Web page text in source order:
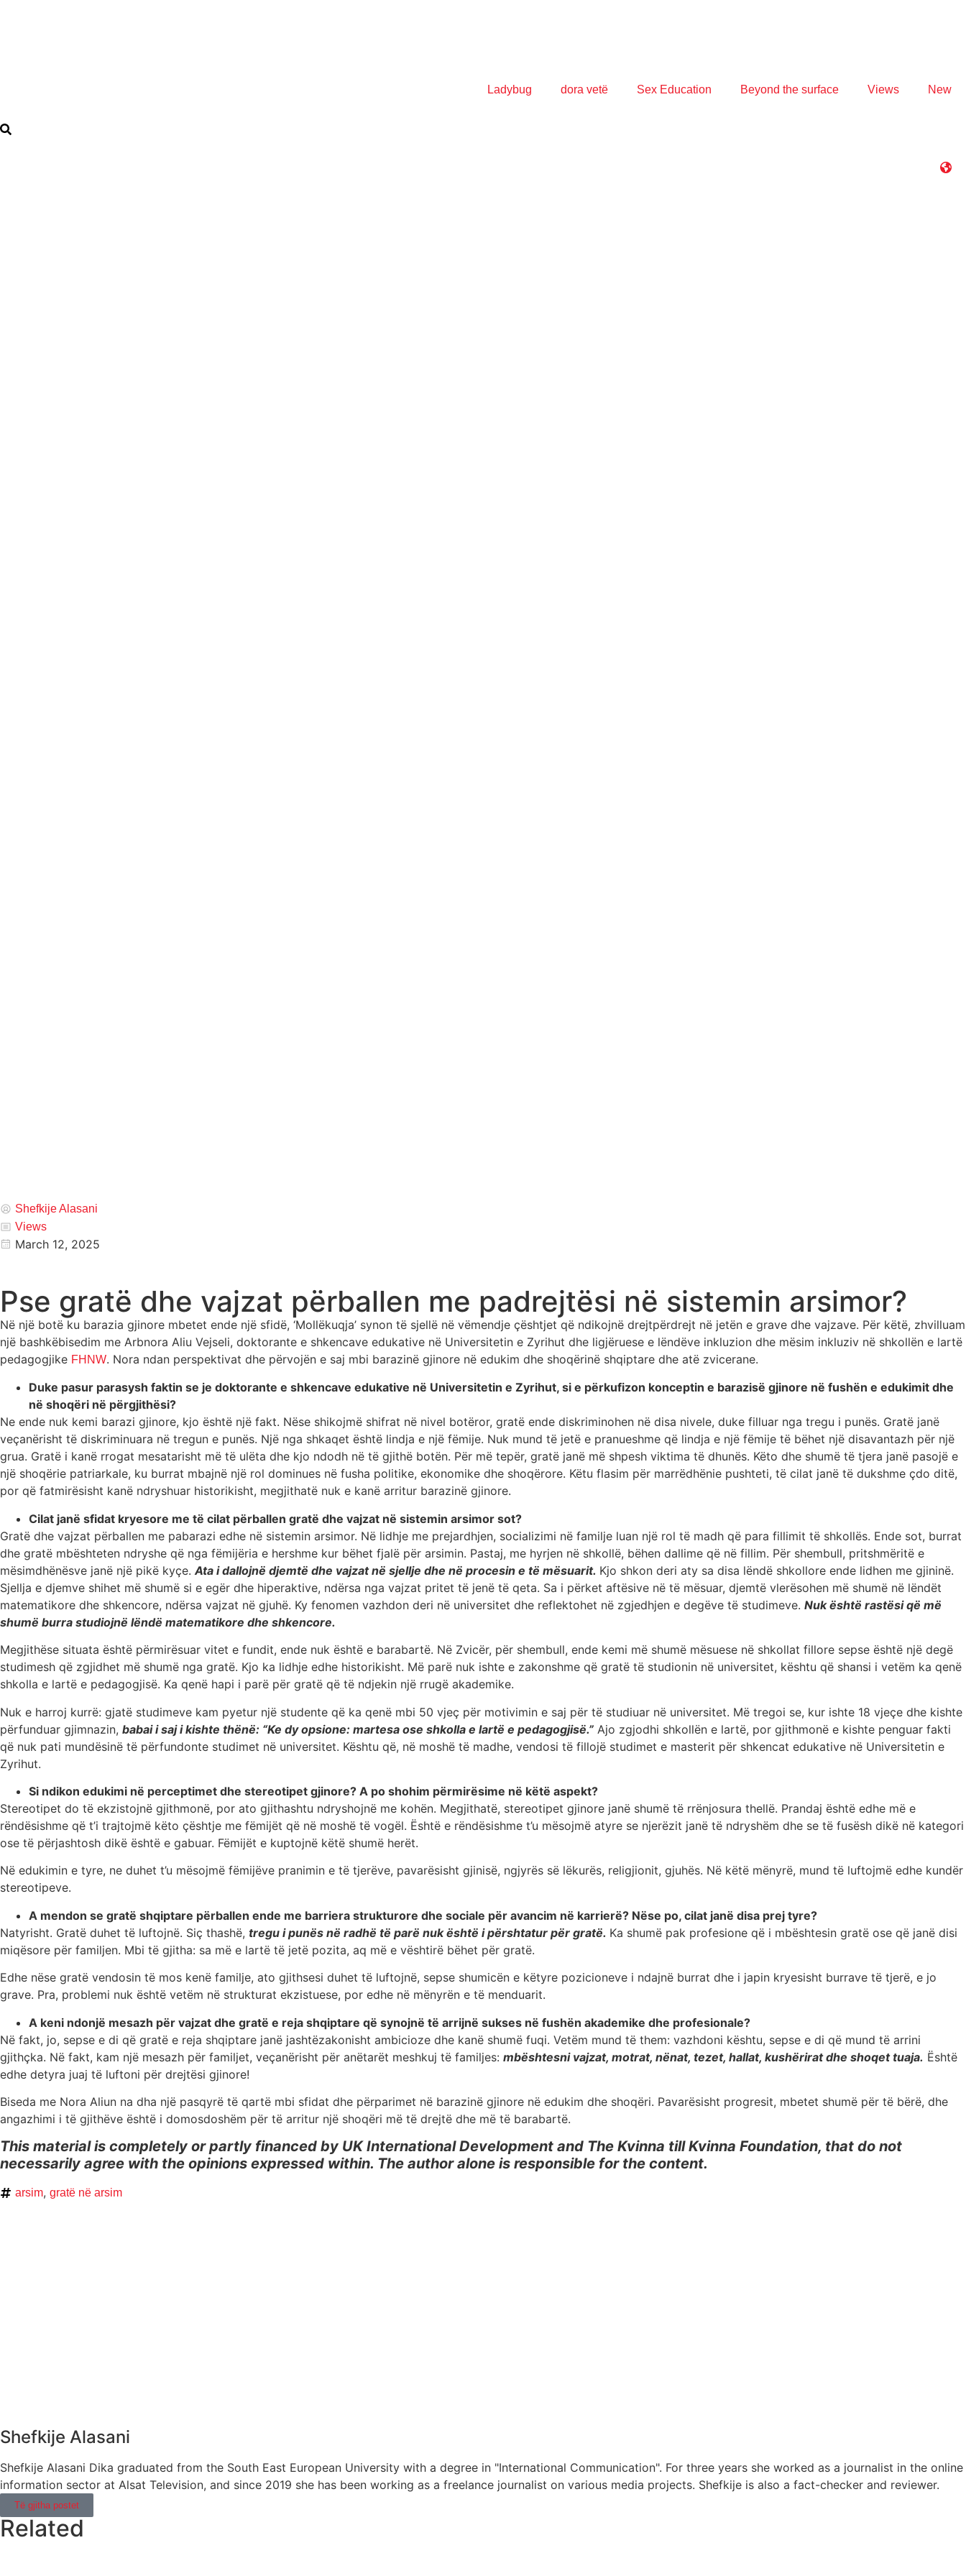
Ladybug dora vetë Sex Education Beyond the surface Views New
Shefkije Alasani
Views
March 12, 2025
Pse gratë dhe vajzat përballen me padrejtësi në sistemin arsimor?
Në një botë ku barazia gjinore mbetet ende një sfidë, ‘Mollëkuqja’ synon të sjellë në vëmendje çështjet që ndikojnë drejtpërdrejt në jetën e grave dhe vajzave. Për këtë, zhvilluam
një bashkëbisedim me Arbnora Aliu Vejseli, doktorante e shkencave edukative në Universitetin e Zyrihut dhe ligjëruese e lëndëve inkluzion dhe mësim inkluziv në shkollën e lartë
pedagogjike FHNW. Nora ndan perspektivat dhe përvojën e saj mbi barazinë gjinore në edukim dhe shoqërinë shqiptare dhe atë zvicerane.
Duke pasur parasysh faktin se je doktorante e shkencave edukative në Universitetin e Zyrihut, si e përkufizon konceptin e barazisë gjinore në fushën e edukimit dhe
në shoqëri në përgjithësi?
Ne ende nuk kemi barazi gjinore, kjo është një fakt. Nëse shikojmë shifrat në nivel botëror, gratë ende diskriminohen në disa nivele, duke filluar nga tregu i punës. Gratë janë
veçanërisht të diskriminuara në tregun e punës. Një nga shkaqet është lindja e një fëmije. Nuk mund të jetë e pranueshme që lindja e një fëmije të bëhet një disavantazh për një
grua. Gratë i kanë rrogat mesatarisht më të ulëta dhe kjo ndodh në të gjithë botën. Për më tepër, gratë janë më shpesh viktima të dhunës. Këto dhe shumë të tjera janë pasojë e
një shoqërie patriarkale, ku burrat mbajnë një rol dominues në fusha politike, ekonomike dhe shoqërore. Këtu flasim për marrëdhënie pushteti, të cilat janë të dukshme çdo ditë,
por që fatmirësisht kanë ndryshuar historikisht, megjithatë nuk e kanë arritur barazinë gjinore.
Cilat janë sfidat kryesore me të cilat përballen gratë dhe vajzat në sistemin arsimor sot?
Gratë dhe vajzat përballen me pabarazi edhe në sistemin arsimor. Në lidhje me prejardhjen, socializimi në familje luan një rol të madh që para fillimit të shkollës. Ende sot, burrat
dhe gratë mbështeten ndryshe që nga fëmijëria e hershme kur bëhet fjalë për arsimin. Pastaj, me hyrjen në shkollë, bëhen dallime që në fillim. Për shembull, pritshmëritë e
mësimdhënësve janë një pikë kyçe. Ata i dallojnë djemtë dhe vajzat në sjellje dhe në procesin e të mësuarit. Kjo shkon deri aty sa disa lëndë shkollore ende lidhen me gjininë.
Sjellja e djemve shihet më shumë si e egër dhe hiperaktive, ndërsa nga vajzat pritet të jenë të qeta. Sa i përket aftësive në të mësuar, djemtë vlerësohen më shumë në lëndët
matematikore dhe shkencore, ndërsa vajzat në gjuhë. Ky fenomen vazhdon deri në universitet dhe reflektohet në zgjedhjen e degëve të studimeve. Nuk është rastësi që më
shumë burra studiojnë lëndë matematikore dhe shkencore.
Megjithëse situata është përmirësuar vitet e fundit, ende nuk është e barabartë. Në Zvicër, për shembull, ende kemi më shumë mësuese në shkollat fillore sepse është një degë
studimesh që zgjidhet më shumë nga gratë. Kjo ka lidhje edhe historikisht. Më parë nuk ishte e zakonshme që gratë të studionin në universitet, kështu që shansi i vetëm ka qenë
shkolla e lartë e pedagogjisë. Ka qenë hapi i parë për gratë që të ndjekin një rrugë akademike.
Nuk e harroj kurrë: gjatë studimeve kam pyetur një studente që ka qenë mbi 50 vjeç për motivimin e saj për të studiuar në universitet. Më tregoi se, kur ishte 18 vjeçe dhe kishte
përfunduar gjimnazin, babai i saj i kishte thënë: “Ke dy opsione: martesa ose shkolla e lartë e pedagogjisë.” Ajo zgjodhi shkollën e lartë, por gjithmonë e kishte penguar fakti
që nuk pati mundësinë të përfundonte studimet në universitet. Kështu që, në moshë të madhe, vendosi të fillojë studimet e masterit për shkencat edukative në Universitetin e
Zyrihut.
Si ndikon edukimi në perceptimet dhe stereotipet gjinore? A po shohim përmirësime në këtë aspekt?
Stereotipet do të ekzistojnë gjithmonë, por ato gjithashtu ndryshojnë me kohën. Megjithatë, stereotipet gjinore janë shumë të rrënjosura thellë. Prandaj është edhe më e
rëndësishme që t’i trajtojmë këto çështje me fëmijët që në moshë të vogël. Është e rëndësishme t’u mësojmë atyre se njerëzit janë të ndryshëm dhe se të fusësh dikë në kategori
ose të përjashtosh dikë është e gabuar. Fëmijët e kuptojnë këtë shumë herët.
Në edukimin e tyre, ne duhet t’u mësojmë fëmijëve pranimin e të tjerëve, pavarësisht gjinisë, ngjyrës së lëkurës, religjionit, gjuhës. Në këtë mënyrë, mund të luftojmë edhe kundër
stereotipeve.
A mendon se gratë shqiptare përballen ende me barriera strukturore dhe sociale për avancim në karrierë? Nëse po, cilat janë disa prej tyre?
Natyrisht. Gratë duhet të luftojnë. Siç thashë, tregu i punës në radhë të parë nuk është i përshtatur për gratë. Ka shumë pak profesione që i mbështesin gratë ose që janë disi
miqësore për familjen. Mbi të gjitha: sa më e lartë të jetë pozita, aq më e vështirë bëhet për gratë.
Edhe nëse gratë vendosin të mos kenë familje, ato gjithsesi duhet të luftojnë, sepse shumicën e këtyre pozicioneve i ndajnë burrat dhe i japin kryesisht burrave të tjerë, e jo
grave. Pra, problemi nuk është vetëm në strukturat ekzistuese, por edhe në mënyrën e të menduarit.
A keni ndonjë mesazh për vajzat dhe gratë e reja shqiptare që synojnë të arrijnë sukses në fushën akademike dhe profesionale?
Në fakt, jo, sepse e di që gratë e reja shqiptare janë jashtëzakonisht ambicioze dhe kanë shumë fuqi. Vetëm mund të them: vazhdoni kështu, sepse e di që mund të arrini
gjithçka. Në fakt, kam një mesazh për familjet, veçanërisht për anëtarët meshkuj të familjes: mbështesni vajzat, motrat, nënat, tezet, hallat, kushërirat dhe shoqet tuaja. Është
edhe detyra juaj të luftoni për drejtësi gjinore!
Biseda me Nora Aliun na dha një pasqyrë të qartë mbi sfidat dhe përparimet në barazinë gjinore në edukim dhe shoqëri. Pavarësisht progresit, mbetet shumë për të bërë, dhe
angazhimi i të gjithëve është i domosdoshëm për të arritur një shoqëri më të drejtë dhe më të barabartë.
This material is completely or partly financed by UK International Development and The Kvinna till Kvinna Foundation, that do not
necessarily agree with the opinions expressed within. The author alone is responsible for the content.
arsim, gratë në arsim
Shefkije Alasani
Shefkije Alasani Dika graduated from the South East European University with a degree in "International Communication". For three years she worked as a journalist in the online
information sector at Alsat Television, and since 2019 she has been working as a freelance journalist on various media projects. Shefkije is also a fact-checker and reviewer.
Të gjitha postet
Related